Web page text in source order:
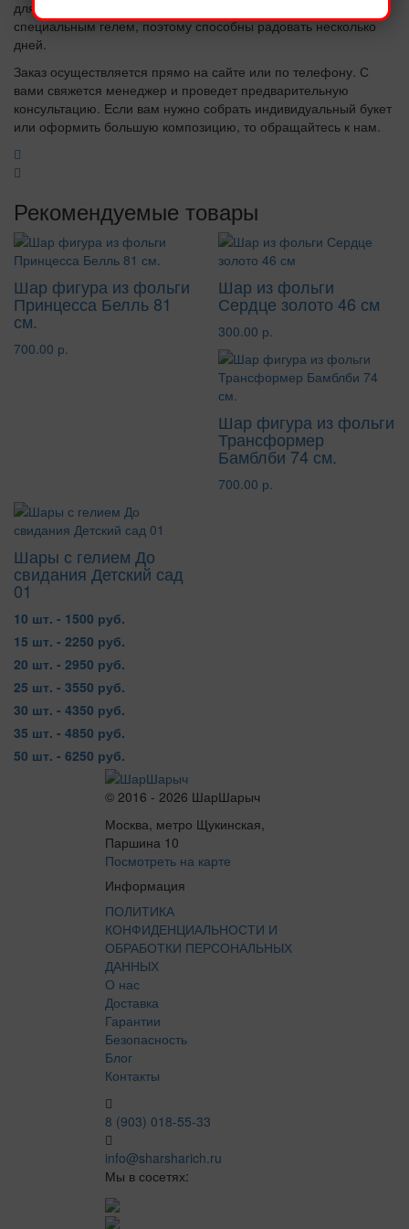
для влюбленных пар. Продукция проходит обработку
специальным гелем, поэтому способны радовать несколько
дней.
Заказ осуществляется прямо на сайте или по телефону. С
вами свяжется менеджер и проведет предварительную
консультацию. Если вам нужно собрать индивидуальный букет
или оформить большую композицию, то обращайтесь к нам.
Рекомендуемые товары
Шар фигура из фольги
Принцесса Белль 81
см.
700.00 р.
Шар из фольги
Сердце золото 46 см
300.00 р.
Шар фигура из фольги
Трансформер
Бамблби 74 см.
700.00 р.
Шары с гелием До
свидания Детский сад
01
10 шт. - 1500 руб.
15 шт. - 2250 руб.
20 шт. - 2950 руб.
25 шт. - 3550 руб.
30 шт. - 4350 руб.
35 шт. - 4850 руб.
50 шт. - 6250 руб.
© 2016 - 2026 ШарШарыч
Москва, метро Щукинская,
Паршина 10
Посмотреть на карте
Информация
ПОЛИТИКА
КОНФИДЕНЦИАЛЬНОСТИ И
ОБРАБОТКИ ПЕРСОНАЛЬНЫХ
ДАННЫХ
О нас
Доставка
Гарантии
Безопасность
Блог
Контакты
8 (903) 018-55-33
info@sharsharich.ru
Мы в сосетях: